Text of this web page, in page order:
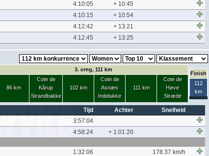
4:10:05
+ 10:45
4:10:15
+ 10:54
4:12:42
+ 13:21
4:12:45 + 13:25
3. omg, 111 km
86 km
Cote de
Kårup
Strandbakke
102 km
Cote de
Asnæs
Indelukke
111 km
Cote de
Høve
Stræde
Finish
112
km
Tijd Achter
Snelheid
3:57:04
4:58:24 + 1:01:20
1:32:06 178.37 km/h